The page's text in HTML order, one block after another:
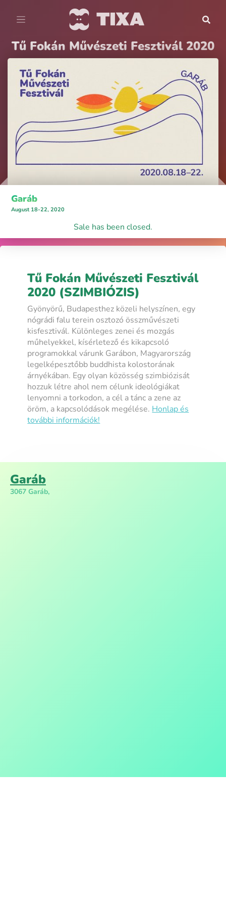
Tű Fokán Művészeti Fesztivál 2020
Garáb
August 18-22, 2020
Sale has been closed.
Tű Fokán Művészeti Fesztivál
2020 (SZIMBIÓZIS)
Gyönyörű, Budapesthez közeli helyszínen, egy
nógrádi falu terein osztozó összművészeti
kisfesztivál. Különleges zenei és mozgás
műhelyekkel, kísérletező és kikapcsoló
programokkal várunk Garábon, Magyarország
legelképesztőbb buddhista kolostorának
árnyékában. Egy olyan közösség szimbiózisát
hozzuk létre ahol nem célunk ideológiákat
lenyomni a torkodon, a cél a tánc a zene az
öröm, a kapcsolódások megélése. Honlap és
további információk!
Garáb
3067 Garáb,